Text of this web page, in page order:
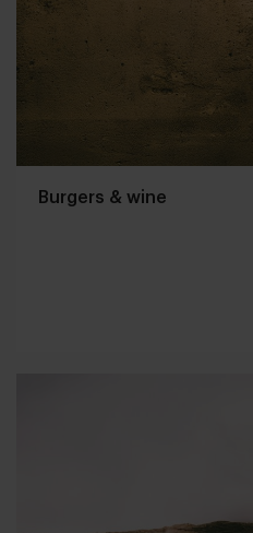
Burgers & wine